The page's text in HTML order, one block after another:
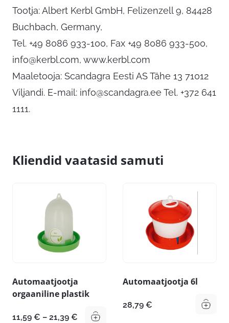
Tootja: Albert Kerbl GmbH, Felizenzell 9, 84428
Buchbach, Germany,
Tel. +49 8086 933-100, Fax +49 8086 933-500,
info@kerbl.com, www.kerbl.com
Maaletooja: Scandagra Eesti AS Tähe 13 71012
Viljandi. E-mail: info@scandagra.ee Tel. +372 641
1111.
Kliendid vaatasid samuti
Automaatjootja
orgaaniline plastik
11,59 € – 21,39 € Hinnavahemik:
Automaatjootja 6l
28,79 €